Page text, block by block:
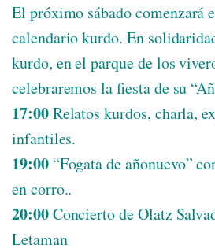
El próximo sábado comenzará
calendario kurdo. En
kurdo, en el parque de los
celebraremos la fiesta de su
17:00Relatos kurdos, charla,
infantiles.
19:00“Fogata de añonuevo”
en corro..
20:00Concierto de Olatz
Letaman